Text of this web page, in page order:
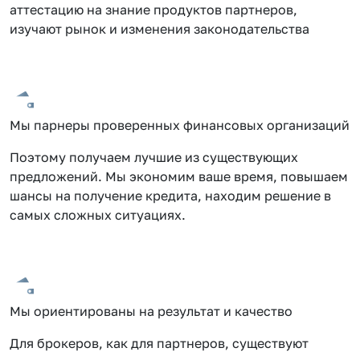
аттестацию на знание продуктов партнеров,
изучают рынок и изменения законодательства
Мы парнеры проверенных финансовых организаций
Поэтому получаем лучшие из существующих
предложений. Мы экономим ваше время, повышаем
шансы на получение кредита, находим решение в
самых сложных ситуациях.
Мы ориентированы на результат и качество
Для брокеров, как для партнеров, существуют